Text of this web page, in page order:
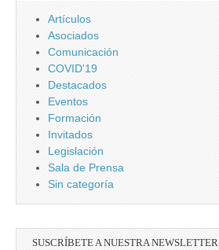
Artículos
Asociados
Comunicación
COVID'19
Destacados
Eventos
Formación
Invitados
Legislación
Sala de Prensa
Sin categoría
SUSCRÍBETE A NUESTRA NEWSLETTER